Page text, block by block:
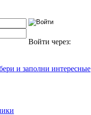
Войти через:
и заполни интересные